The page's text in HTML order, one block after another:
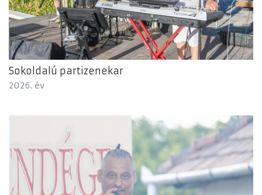
Sokoldalú partizenekar
2026. év